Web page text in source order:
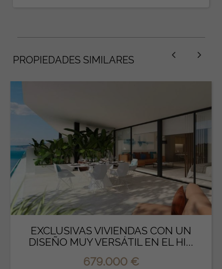
PROPIEDADES SIMILARES
EXCLUSIVAS VIVIENDAS CON UN
DISEÑO MUY VERSÁTIL EN EL HI...
679.000 €